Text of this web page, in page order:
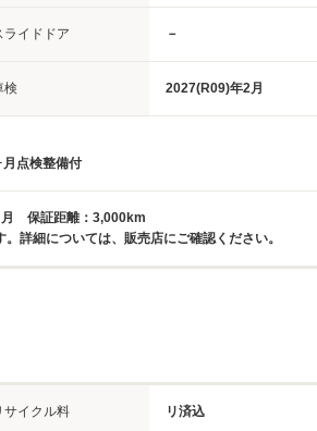
ライドドア －
検 2027(R09)年2月
点検整備付
保証距離：3,000km
詳細については、販売店にご確認ください。
サイクル料 リ済込